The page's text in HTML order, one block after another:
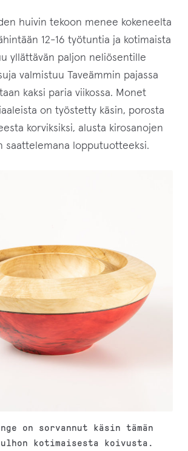
huivin tekoon menee kokeneelta
12-16 työtuntia ja kotimaista
yllättävän paljon neliösentille
valmistuu Taveämmin pajassa
kaksi paria viikossa. Monet
on työstetty käsin, porosta
korviksiksi, alusta kirosanojen
saattelemana lopputuotteeksi.
on sorvannut käsin tämän
kotimaisesta koivusta.